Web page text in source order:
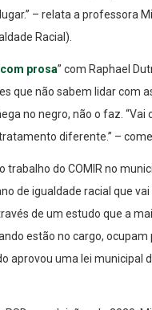
– relata a professora
Racial).
prosa” com Raphael
que não sabem lidar com
no negro, não o faz.
diferente.” –
trabalho do COMIR no
de igualdade racial que
de um estudo que a
estão no cargo,
aprovou uma lei municipal